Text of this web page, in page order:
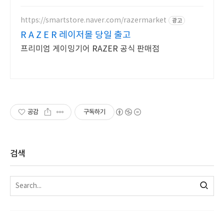
https://smartstore.naver.com/razermarket 광고
R A Z E R 레이저몰 당일 출고
프리미엄 게이밍기어 RAZER 공식 판매점
공감 구독하기
검색